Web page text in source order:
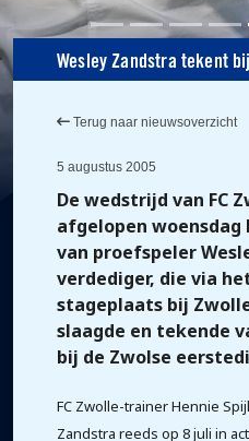
Wesley Zandstra tekent
Terug naar nieuwsoverzicht
5 augustus 2005
De wedstrijd van FC
afgelopen
van proefspeler
verdediger, die via
stageplaats bij
slaagde en tekende
bij de Zwolse
FC Zwolle-trainer Hennie
Zandstra reeds op 8 juli in